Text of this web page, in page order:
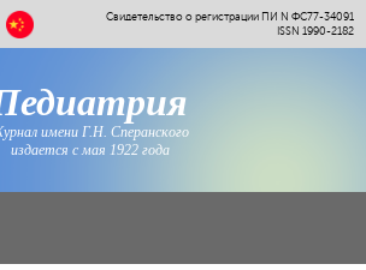
Свидетельство о регистрации ПИ N ФС77-34091
ISSN 1990-2182
имени Г.Н. Сперанского
издается с мая 1922 года